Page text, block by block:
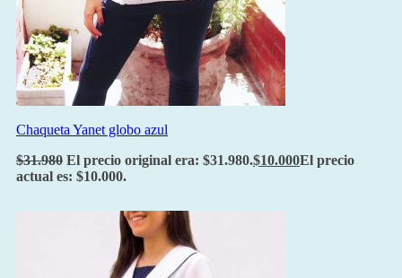
Chaqueta Yanet globo azul
$31.980 El precio original era: $31.980.$10.000El precio
actual es: $10.000.